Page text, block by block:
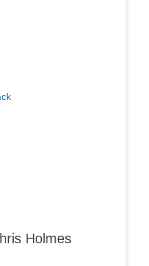
Holmes